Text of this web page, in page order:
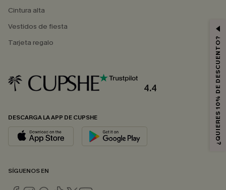
Cintura alta
Vestidos de fiesta
Tarjeta regalo
4.4
DESCARGA LA APP DE CUPSHE
SÍGUENOS EN
¿QUIERES 10% DE DESCUENTO?